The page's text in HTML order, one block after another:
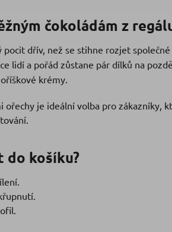
čokoládám z
dřív, než se stihne rozjet
lidí a pořád zůstane pár dílků na
krémy.
ořechy je ideální volba pro zákazníky,
do košíku?